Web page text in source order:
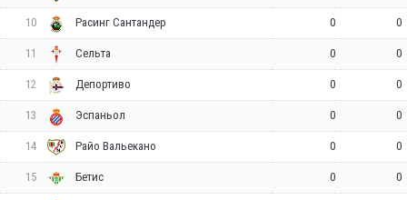
10 Расинг Сантандер 0 0
11 Сельта 0 0
12 Депортиво 0 0
13 Эспаньол 0 0
14 Райо Вальекано 0 0
15 Бетис 0 0